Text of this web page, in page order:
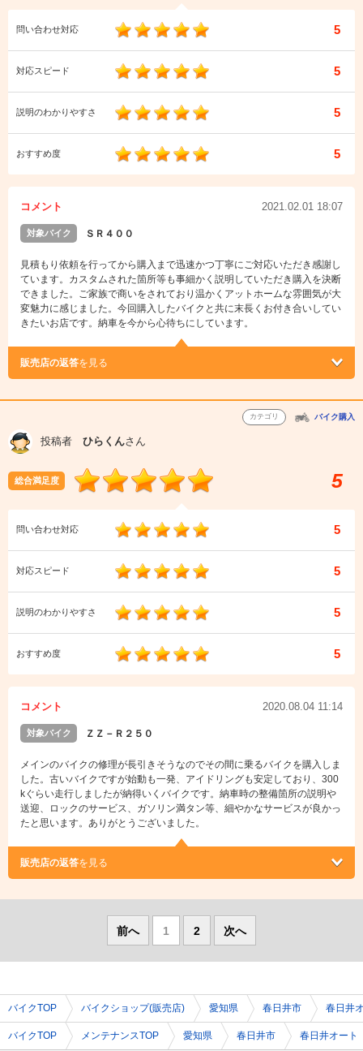
問い合わせ対応 5
対応スピード 5
説明のわかりやすさ 5
おすすめ度 5
コメント 2021.02.01 18:07
対象バイク ＳＲ４００
見積もり依頼を行ってから購入まで迅速かつ丁寧にご対応いただき感謝し
ています。カスタムされた箇所等も事細かく説明していただき購入を決断
できました。ご家族で商いをされており温かくアットホームな雰囲気が大
変魅力に感じました。今回購入したバイクと共に末長くお付き合いしてい
きたいお店です。納車を今から心待ちにしています。
販売店の返答を見る
カテゴリ バイク購入
投稿者 ひらくんさん
総合満足度 5
問い合わせ対応 5
対応スピード 5
説明のわかりやすさ 5
おすすめ度 5
コメント 2020.08.04 11:14
対象バイク ＺＺ－Ｒ２５０
メインのバイクの修理が長引きそうなのでその間に乗るバイクを購入しま
した。古いバイクですが始動も一発、アイドリングも安定しており、300
kぐらい走行しましたが納得いくバイクです。納車時の整備箇所の説明や
送迎、ロックのサービス、ガソリン満タン等、細やかなサービスが良かっ
たと思います。ありがとうございました。
販売店の返答を見る
前へ 1 2 次へ
バイクTOP バイクショップ(販売店) 愛知県 春日井市 春日井
バイクTOP メンテナンスTOP 愛知県 春日井市 春日井オート